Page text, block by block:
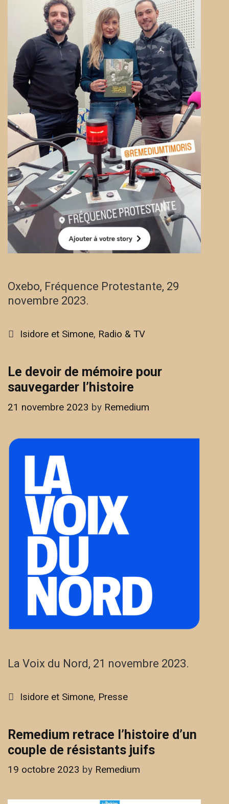
Oxebo, Fréquence Protestante, 29
novembre 2023.
Categories
Isidore et Simone, Radio & TV
Le devoir de mémoire pour
sauvegarder l’histoire
21 novembre 2023 by Remedium
La Voix du Nord, 21 novembre 2023.
Categories
Isidore et Simone, Presse
Remedium retrace l’histoire d’un
couple de résistants juifs
19 octobre 2023 by Remedium